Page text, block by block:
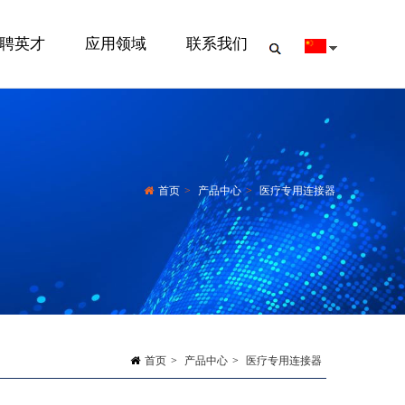
英才 应用领域 联系我们
首页 > 产品中心 > 医疗专用连接器
首页 > 产品中心 > 医疗专用连接器